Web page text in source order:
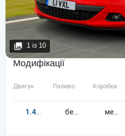
1 із 10
Модифікації
Двигун Паливо Коробка
1.4140 бензин механіка